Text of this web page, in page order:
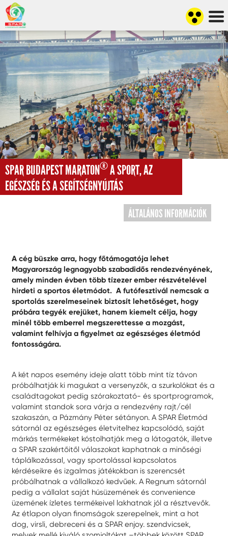
SPAR BUDAPEST MARATON®A SPORT, AZ
EGÉSZSÉG ÉS A SEGÍTSÉGNYÚJTÁS
ÁLTALÁNOS INFORMÁCIÓK
A cég büszke arra, hogy főtámogatója lehet
Magyarország legnagyobb szabadidős rendezvényének,
amely minden évben több tízezer ember részvételével
hirdeti a sportos életmódot. A futófesztivál nemcsak a
sportolás szerelmeseinek biztosít lehetőséget, hogy
próbára tegyék erejüket, hanem kiemelt célja, hogy
minél több emberrel megszerettesse a mozgást,
valamint felhívja a figyelmet az egészséges életmód
fontosságára.
A két napos esemény ideje alatt több mint tíz távon
próbálhatják ki magukat a versenyzők, a szurkolókat és a
családtagokat pedig szórakoztató- és sportprogramok,
valamint standok sora várja a rendezvény rajt/cél
szakaszán, a Pázmány Péter sétányon. A SPAR Életmód
sátornál az egészséges életvitelhez kapcsolódó, saját
márkás termékeket kóstolhatják meg a látogatók, illetve
a SPAR szakértőitől válaszokat kaphatnak a minőségi
táplálkozással, vagy sportolással kapcsolatos
kérdéseikre és izgalmas játékokban is szerencsét
próbálhatnak a vállalkozó kedvűek. A Regnum sátornál
pedig a vállalat saját húsüzemének és convenience
üzemének ízletes termékeivel lakhatnak jól a résztvevők.
Az étlapon olyan finomságok szerepelnek, mint a hot
dog, virsli, debreceni és a SPAR enjoy. szendvicsek,